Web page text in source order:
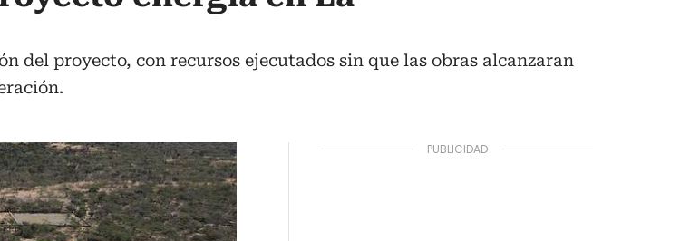
del proyecto, con recursos ejecutados sin que las obras alcanzaran